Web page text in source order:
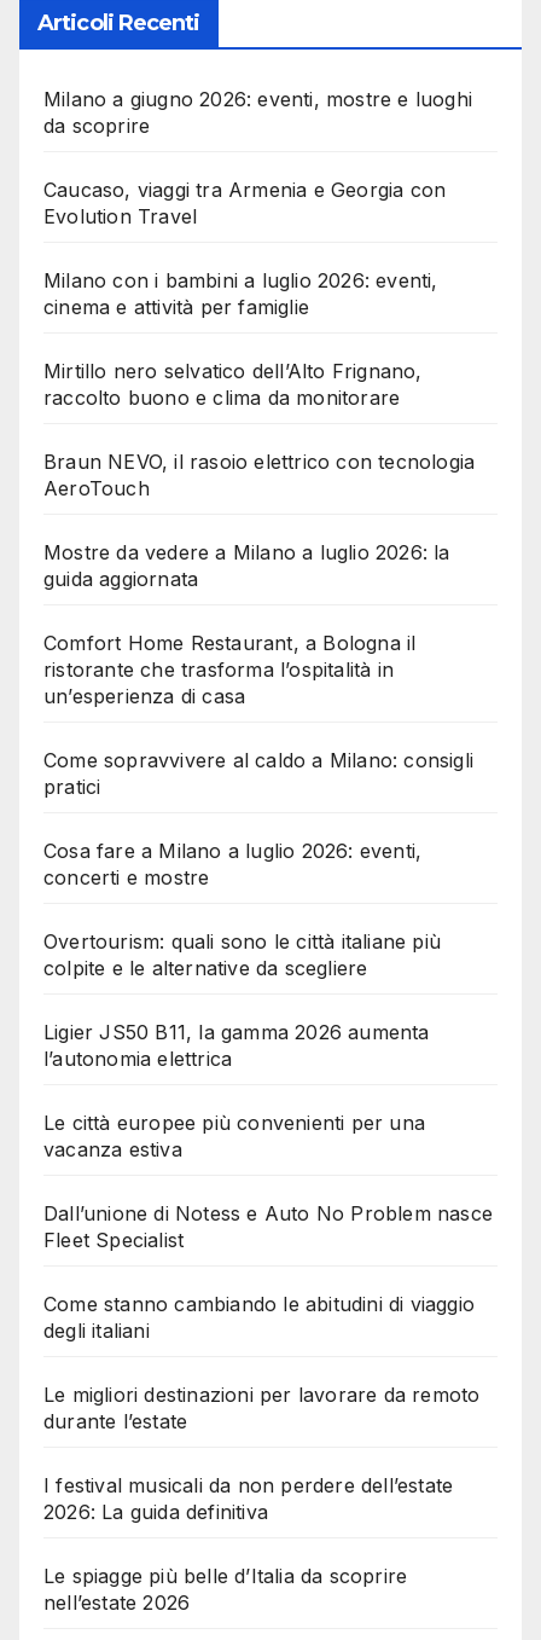
Articoli Recenti
Milano a giugno 2026: eventi, mostre e luoghi
da scoprire
Caucaso, viaggi tra Armenia e Georgia con
Evolution Travel
Milano con i bambini a luglio 2026: eventi,
cinema e attività per famiglie
Mirtillo nero selvatico dell’Alto Frignano,
raccolto buono e clima da monitorare
Braun NEVO, il rasoio elettrico con tecnologia
AeroTouch
Mostre da vedere a Milano a luglio 2026: la
guida aggiornata
Comfort Home Restaurant, a Bologna il
ristorante che trasforma l’ospitalità in
un’esperienza di casa
Come sopravvivere al caldo a Milano: consigli
pratici
Cosa fare a Milano a luglio 2026: eventi,
concerti e mostre
Overtourism: quali sono le città italiane più
colpite e le alternative da scegliere
Ligier JS50 B11, la gamma 2026 aumenta
l’autonomia elettrica
Le città europee più convenienti per una
vacanza estiva
Dall’unione di Notess e Auto No Problem nasce
Fleet Specialist
Come stanno cambiando le abitudini di viaggio
degli italiani
Le migliori destinazioni per lavorare da remoto
durante l’estate
I festival musicali da non perdere dell’estate
2026: La guida definitiva
Le spiagge più belle d’Italia da scoprire
nell’estate 2026